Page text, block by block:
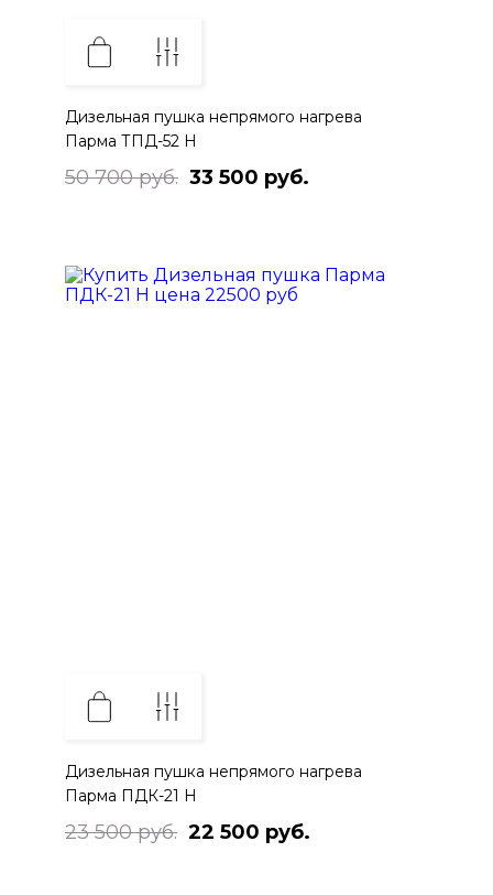
Дизельная пушка непрямого нагрева
Парма ТПД-52 Н
50 700 руб. 33 500 руб.
Дизельная пушка непрямого нагрева
Парма ПДК-21 Н
23 500 руб. 22 500 руб.